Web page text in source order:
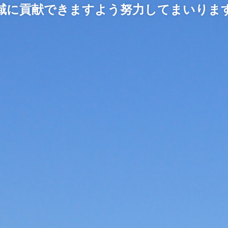
に貢献できますよう努力してまいりま